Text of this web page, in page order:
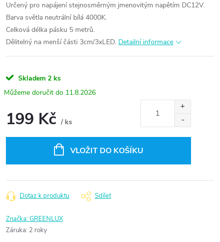
Určený pro napájení stejnosměrným jmenovitým napětím DC12V.
Barva světla neutrální bílá 4000K.
Celková délka pásku 5 metrů.
Dělitelný na menší části 3cm/3xLED. Detailní informace
Skladem 2 ks
11.8.2026
199 Kč / ks
VLOŽIT DO KOŠÍKU
Dotaz k produktu Sdílet
Značka:GREENLUX
Záruka: 2 roky